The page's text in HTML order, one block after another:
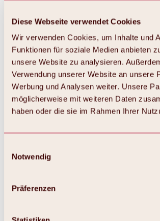
Diese Webseite verwendet Cookies
Wir verwenden Cookies, um Inhalte und
Funktionen für soziale Medien anbieten
unsere Website zu analysieren.
Verwendung unserer Website an unsere
Werbung und Analysen weiter. Unsere
möglicherweise mit weiteren Daten
haben oder die sie im Rahmen Ihrer
Notwendig
Präferenzen